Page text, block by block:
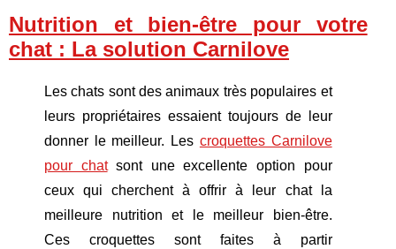
Nutrition et bien-être pour votre
chat : La solution Carnilove
Les chats sont des animaux très populaires et
leurs propriétaires essaient toujours de leur
donner le meilleur. Les croquettes Carnilove
pour chatsont une excellente option pour
ceux qui cherchent à offrir à leur chat la
meilleure nutrition et le meilleur bien-être.
Ces croquettes sont faites à partir